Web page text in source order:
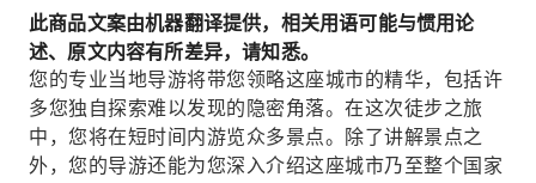
此商品文案由机器翻译提供，相关用语可能与惯用论
述、原文内容有所差异，请知悉。
您的专业当地导游将带您领略这座城市的精华，包括许
多您独自探索难以发现的隐密角落。在这次徒步之旅
中，您将在短时间内游览众多景点。除了讲解景点之
外，您的导游还能为您深入介绍这座城市乃至整个国家